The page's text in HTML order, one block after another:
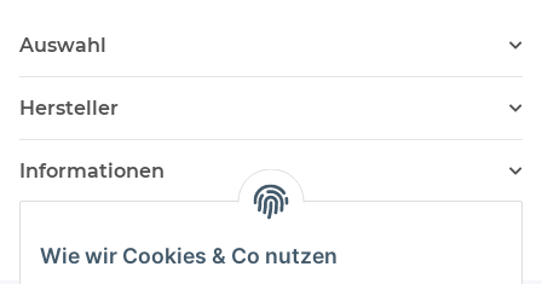
Wie wir Cookies & Co nutzen
Auswahl
Hersteller
Informationen